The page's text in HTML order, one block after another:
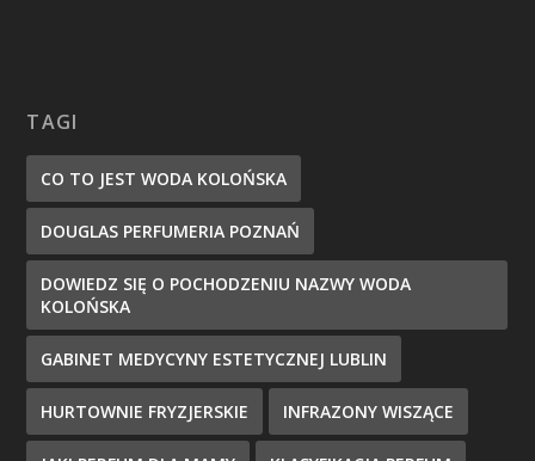
TAGI
CO TO JEST WODA KOLOŃSKA
DOUGLAS PERFUMERIA POZNAŃ
DOWIEDZ SIĘ O POCHODZENIU NAZWY WODA
KOLOŃSKA
GABINET MEDYCYNY ESTETYCZNEJ LUBLIN
HURTOWNIE FRYZJERSKIE INFRAZONY WISZĄCE